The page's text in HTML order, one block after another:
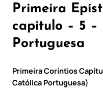
Primeira
capitulo – 5
Portuguesa
Primeira Coríntios
Católica Portuguesa)